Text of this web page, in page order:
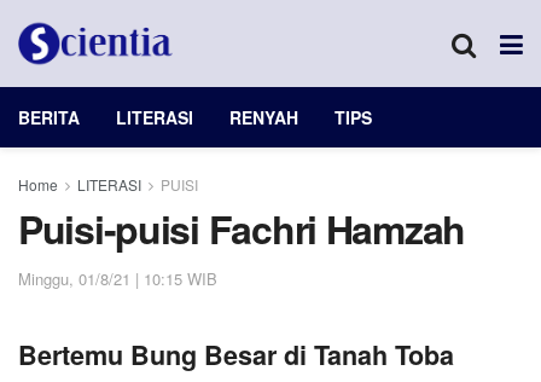
BERITA LITERASI RENYAH TIPS
Home LITERASI PUISI
Puisi-puisi Fachri Hamzah
Minggu, 01/8/21 | 10:15 WIB
Bertemu Bung Besar di Tanah Toba